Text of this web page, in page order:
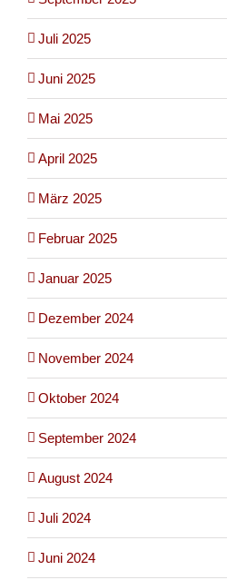
Juli 2025
Juni 2025
Mai 2025
April 2025
März 2025
Februar 2025
Januar 2025
Dezember 2024
November 2024
Oktober 2024
September 2024
August 2024
Juli 2024
Juni 2024